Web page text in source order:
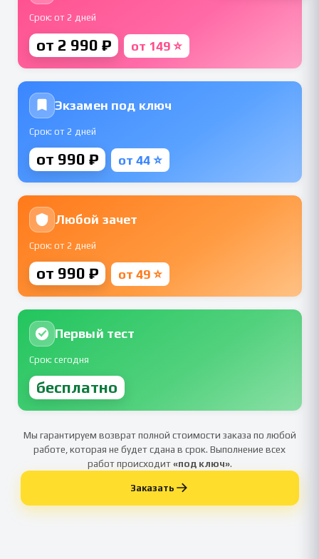
Срок: от 2 дней
от 2 990 ₽ от 149 ⭐
Экзамен под ключ
Срок: от 2 дней
от 990 ₽ от 44 ⭐
Любой зачет
Срок: от 2 дней
от 990 ₽ от 49 ⭐
Первый тест
Срок: сегодня
бесплатно
Мы гарантируем возврат полной стоимости заказа по любой
работе, которая не будет сдана в срок. Выполнение всех
работ происходит«под ключ».
Заказать